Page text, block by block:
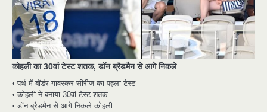
कोहली का 30वां टेस्ट शतक, डॉन ब्रैडमैन से आगे निकले
• पर्थ में बॉर्डर-गावस्कर सीरीज का पहला टेस्ट
• कोहली ने बनाया 30वां टेस्ट शतक
• डॉन ब्रैडमैन से आगे निकले कोहली